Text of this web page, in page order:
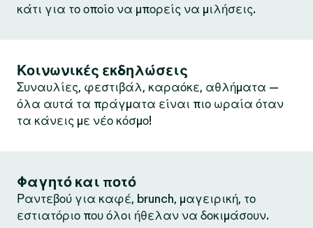
κάτι για το οποίο να μπορείς να μιλήσεις.
Κοινωνικές εκδηλώσεις
Συναυλίες, φεστιβάλ, καραόκε, αθλήματα —
όλα αυτά τα πράγματα είναι πιο ωραία όταν
τα κάνεις με νέο κόσμο!
Φαγητό και ποτό
Ραντεβού για καφέ, brunch, μαγειρική, το
εστιατόριο που όλοι ήθελαν να δοκιμάσουν.